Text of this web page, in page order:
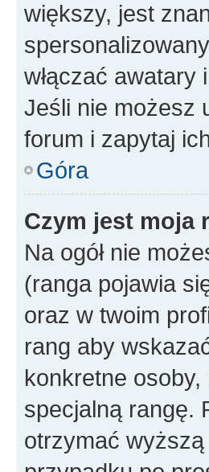
większy, jest
włączać
Jeśli nie możesz
forum i zapytaj
Góra
Czym jest moja
Na ogół nie
(ranga pojawia
oraz w twoim
rang aby
konkretne
specjalną rangę.
otrzymać